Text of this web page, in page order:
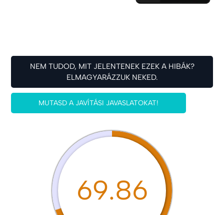
NEM TUDOD, MIT JELENTENEK EZEK A HIBÁK?
ELMAGYARÁZZUK NEKED.
MUTASD A JAVÍTÁSI JAVASLATOKAT!
69.86